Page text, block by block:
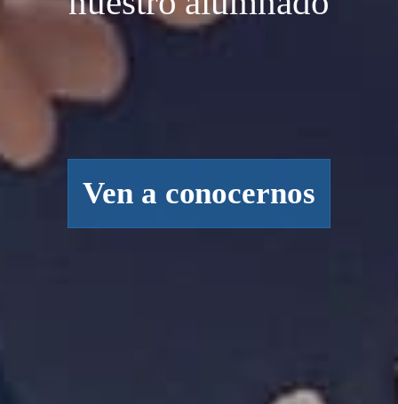
Ven a conocernos